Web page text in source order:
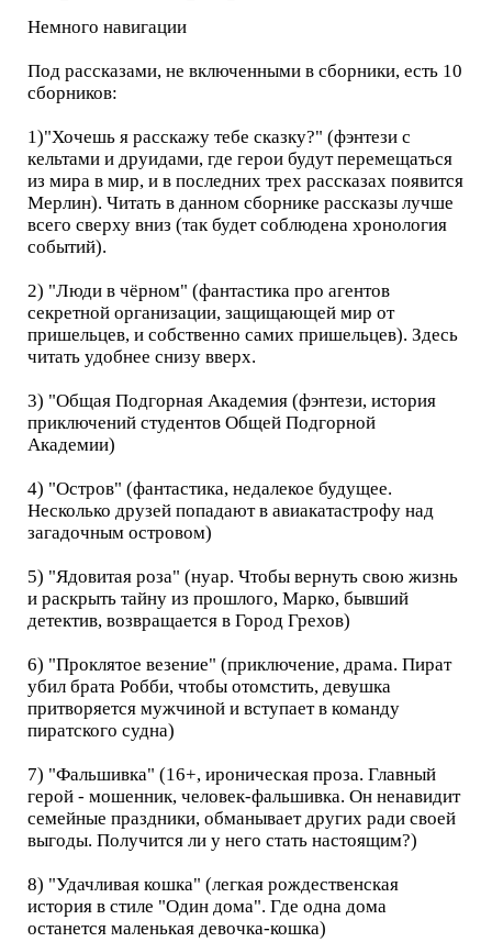
Немного навигации
Под рассказами, не включенными в сборники, есть 10
сборников:
1)"Хочешь я расскажу тебе сказку?" (фэнтези с
кельтами и друидами, где герои будут перемещаться
из мира в мир, и в последних трех рассказах появится
Мерлин). Читать в данном сборнике рассказы лучше
всего сверху вниз (так будет соблюдена хронология
событий).
2) "Люди в чёрном" (фантастика про агентов
секретной организации, защищающей мир от
пришельцев, и собственно самих пришельцев). Здесь
читать удобнее снизу вверх.
3) "Общая Подгорная Академия (фэнтези, история
приключений студентов Общей Подгорной
Академии)
4) "Остров" (фантастика, недалекое будущее.
Несколько друзей попадают в авиакатастрофу над
загадочным островом)
5) "Ядовитая роза" (нуар. Чтобы вернуть свою жизнь
и раскрыть тайну из прошлого, Марко, бывший
детектив, возвращается в Город Грехов)
6) "Проклятое везение" (приключение, драма. Пират
убил брата Робби, чтобы отомстить, девушка
притворяется мужчиной и вступает в команду
пиратского судна)
7) "Фальшивка" (16+, ироническая проза. Главный
герой - мошенник, человек-фальшивка. Он ненавидит
семейные праздники, обманывает других ради своей
выгоды. Получится ли у него стать настоящим?)
8) "Удачливая кошка" (легкая рождественская
история в стиле "Один дома". Где одна дома
останется маленькая девочка-кошка)